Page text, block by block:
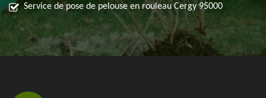
Service de pose de pelouse en rouleau Cergy 95000